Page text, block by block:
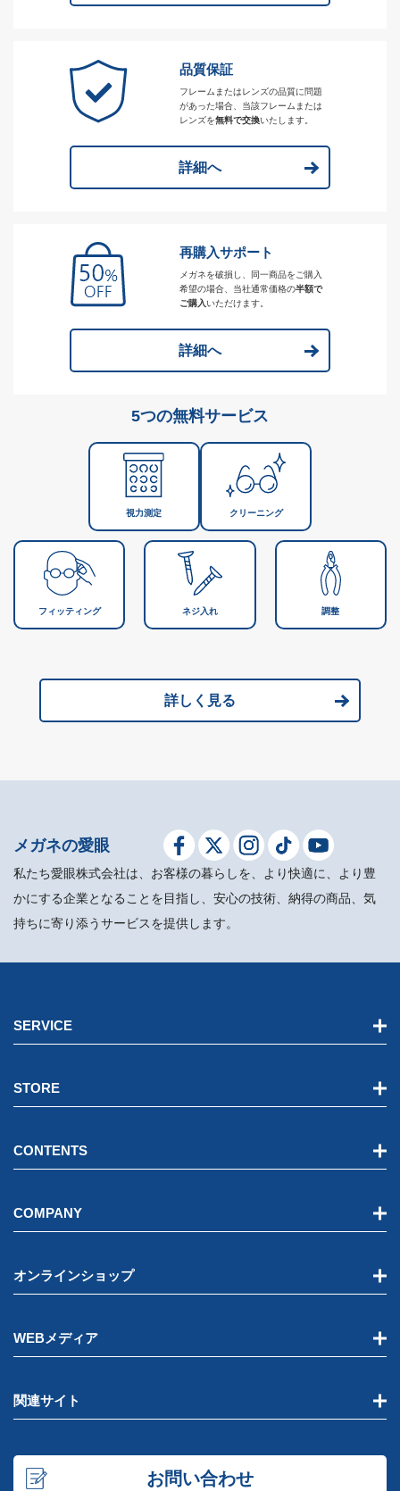
品質保証
フレームまたはレンズの品質に問題
があった場合、当該フレームまたは
レンズを無料で交換いたします。
詳細へ
再購入サポート
メガネを破損し、同一商品をご購入
希望の場合、当社通常価格の半額で
ご購入いただけます。
詳細へ
5つの無料サービス
視力測定 クリーニング
フィッティング ネジ入れ 調整
詳しく見る
メガネの愛眼
私たち愛眼株式会社は、お客様の暮らしを、より快適に、より豊
かにする企業となることを目指し、安心の技術、納得の商品、気
持ちに寄り添うサービスを提供します。
SERVICE
STORE
CONTENTS
COMPANY
オンラインショップ
WEBメディア
関連サイト
お問い合わせ